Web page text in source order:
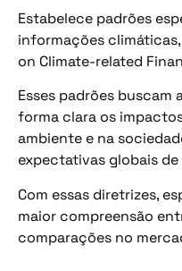
Estabelece padrões
informações
on Climate-related
Esses padrões buscam
forma clara os
ambiente e na
expectativas globais
Com essas diretrizes,
maior compreensão
comparações no